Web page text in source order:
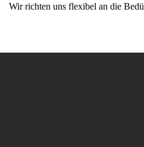
Wir richten uns flexibel an die